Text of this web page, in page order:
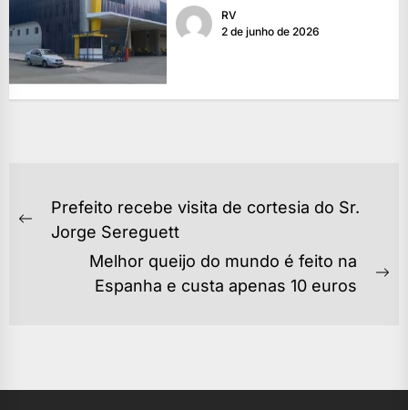
RV
2 de junho de 2026
NAVEGAÇÃO
DEPrevious
Prefeito recebe visita de cortesia do Sr.
Jorge Sereguett
Melhor queijo do mundo é feito na
Espanha e custa apenas 10 euros